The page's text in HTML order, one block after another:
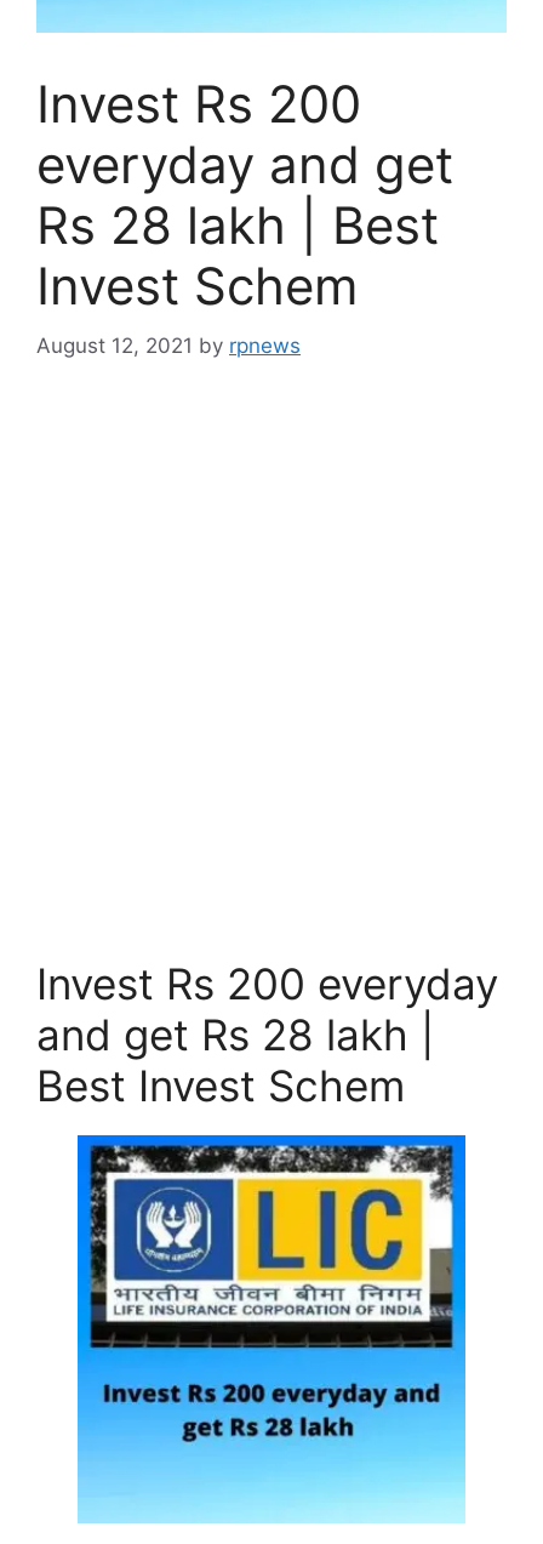
Invest Rs 200
everyday and get
Rs 28 lakh | Best
Invest Schem
August 12, 2021 by rpnews
Invest Rs 200 everyday
and get Rs 28 lakh |
Best Invest Schem